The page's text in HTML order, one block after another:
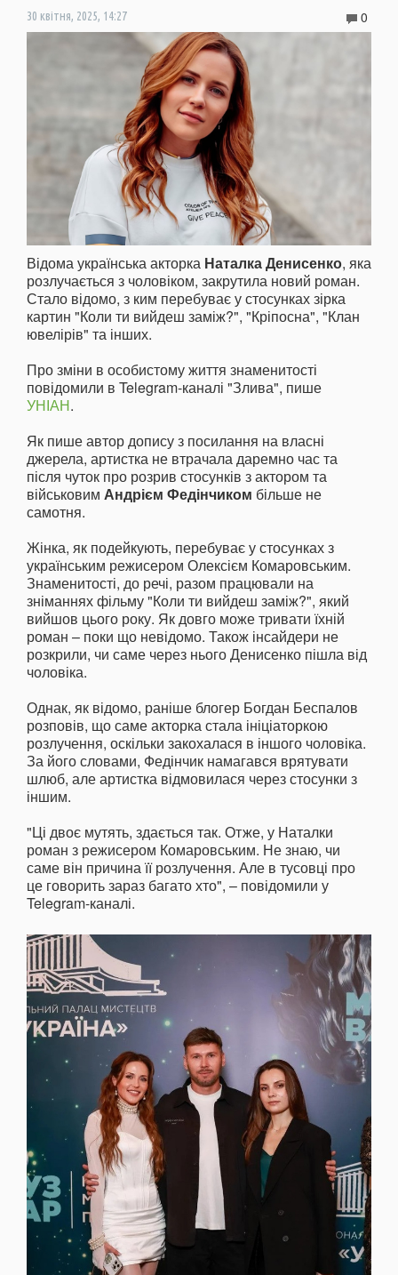
30 квітня, 2025, 14:27 0
Відома українська акторка Наталка Денисенко, яка
розлучається з чоловіком, закрутила новий роман.
Стало відомо, з ким перебуває у стосунках зірка
картин "Коли ти вийдеш заміж?", "Кріпосна", "Клан
ювелірів" та інших.
Про зміни в особистому життя знаменитості
повідомили в Telegram-каналі "Злива", пише
УНІАН.
Як пише автор допису з посилання на власні
джерела, артистка не втрачала даремно час та
після чуток про розрив стосунків з актором та
військовим Андрієм Федінчиком більше не
самотня.
Жінка, як подейкують, перебуває у стосунках з
українським режисером Олексієм Комаровським.
Знаменитості, до речі, разом працювали на
зніманнях фільму "Коли ти вийдеш заміж?", який
вийшов цього року. Як довго може тривати їхній
роман – поки що невідомо. Також інсайдери не
розкрили, чи саме через нього Денисенко пішла від
чоловіка.
Однак, як відомо, раніше блогер Богдан Беспалов
розповів, що саме акторка стала ініціаторкою
розлучення, оскільки закохалася в іншого чоловіка.
За його словами, Федінчик намагався врятувати
шлюб, але артистка відмовилася через стосунки з
іншим.
"Ці двоє мутять, здається так. Отже, у Наталки
роман з режисером Комаровським. Не знаю, чи
саме він причина її розлучення. Але в тусовці про
це говорить зараз багато хто", – повідомили у
Telegram-каналі.